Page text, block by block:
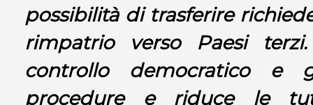
possibilità di trasferire
rimpatrio verso Paesi
controllo democratico e
procedure e riduce le